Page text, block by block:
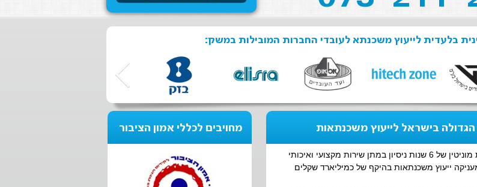
בלעדית לייעוץ משכנתא לעובדי החברות המובילות במשק:
מחויבים לכללי אמון הציבור בישראל לייעוץ משכנתאות
למת"ן משכנתאות מוניטין של 6 שנות ניסיון במתן שירות מקצועי ואיכותי
ייעוץ משכנתאות בהיקף של כמיליארד שקלים